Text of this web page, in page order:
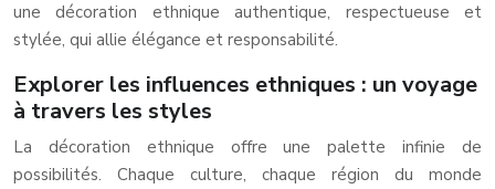
une décoration ethnique authentique, respectueuse et
stylée, qui allie élégance et responsabilité.
Explorer les influences ethniques : un voyage
à travers les styles
La décoration ethnique offre une palette infinie de
possibilités. Chaque culture, chaque région du monde